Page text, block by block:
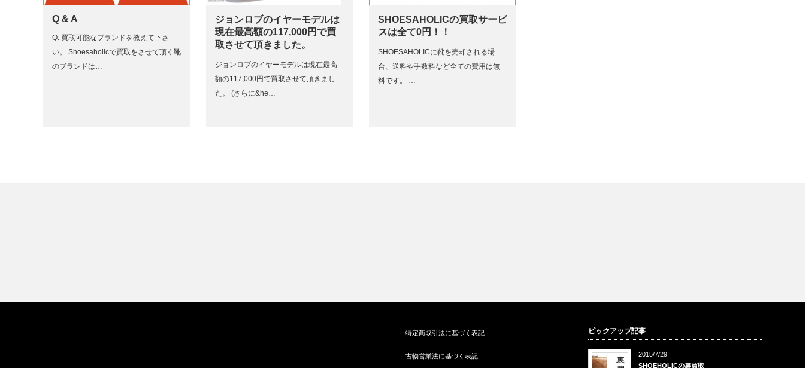
Q & A
Q. 買取可能なブランドを教えて下さ
い。 Shoesaholicで買取をさせて頂く靴
のブランドは…
ジョンロブのイヤーモデルは
現在最高額の117,000円で買
取させて頂きました。
ジョンロブのイヤーモデルは現在最高
額の117,000円で買取させて頂きまし
た。 (さらに&he…
SHOESAHOLICの買取サービ
スは全て0円！！
SHOESAHOLICに靴を売却される場
合、送料や手数料など全ての費用は無
料です。 …
特定商取引法に基づく表記
古物営業法に基づく表記
ピックアップ記事
2015/7/29
SHOEHOLICの裏買取